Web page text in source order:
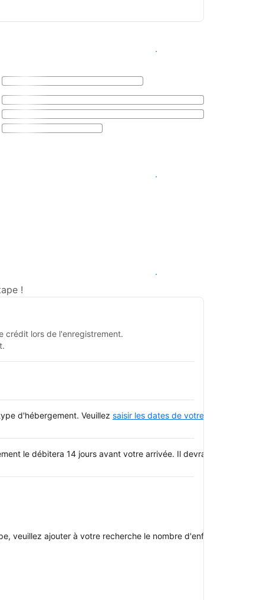
Voir les disponibilités
Voir les disponibilités
!
Voir les disponibilités
crédit lors de l'enregistrement.
d'hébergement. Veuillez saisir les dates de votre séjour
le débitera 14 jours avant votre arrivée. Il devra être payé
veuillez ajouter à votre recherche le nombre d'enfants avec qui